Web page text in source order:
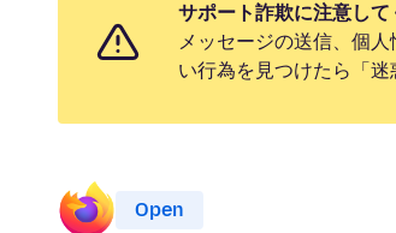
サポート詐欺に注意して
メッセージの送信、個
い行為を見つけたら「迷
Open